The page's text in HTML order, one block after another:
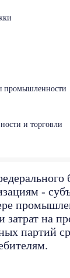
промышленности
и торговли
-
на
партий